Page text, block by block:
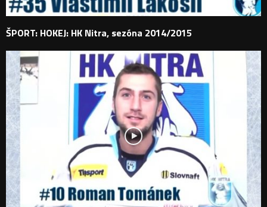
ŠPORT: HOKEJ: HK Nitra, sezóna 2014/2015